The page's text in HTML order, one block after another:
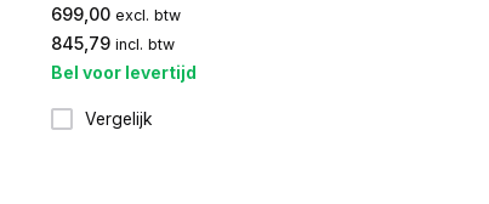
699,00 excl. btw
845,79 incl. btw
Bel voor levertijd
Vergelijk